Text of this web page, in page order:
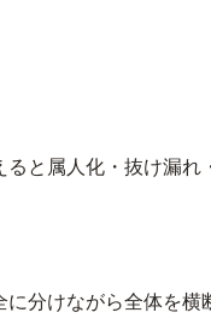
と属人化・抜け漏れ
分けながら全体を横